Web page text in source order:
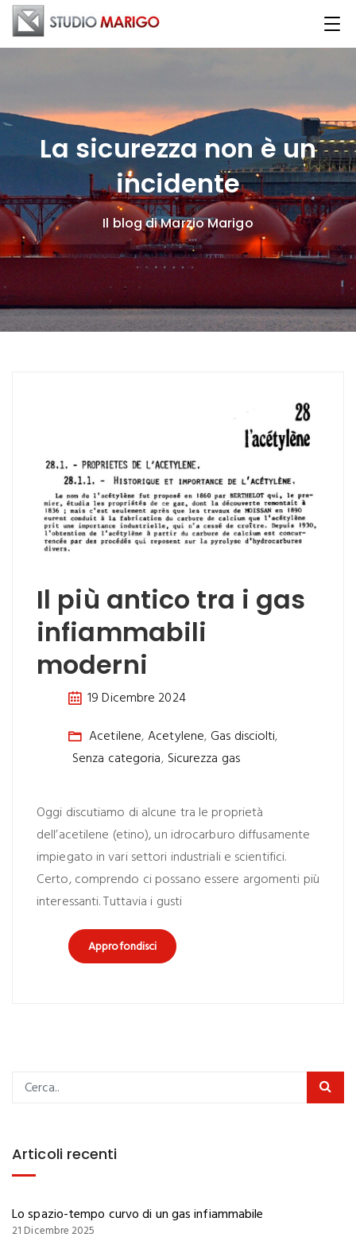
La sicurezza non è un
incidente
Il blog di Marzio Marigo
Il più antico tra i gas
infiammabili
moderni
19 Dicembre 2024
Acetilene,Acetylene, Gas disciolti,
Senza categoria, Sicurezza gas
Oggi discutiamo di alcune tra le proprietà
dell’acetilene (etino), un idrocarburo diffusamente
impiegato in vari settori industriali e scientifici.
Certo, comprendo ci possano essere argomenti più
interessanti. Tuttavia i gusti
Approfondisci
Articoli recenti
Lo spazio-tempo curvo di un gas infiammabile
21 Dicembre 2025